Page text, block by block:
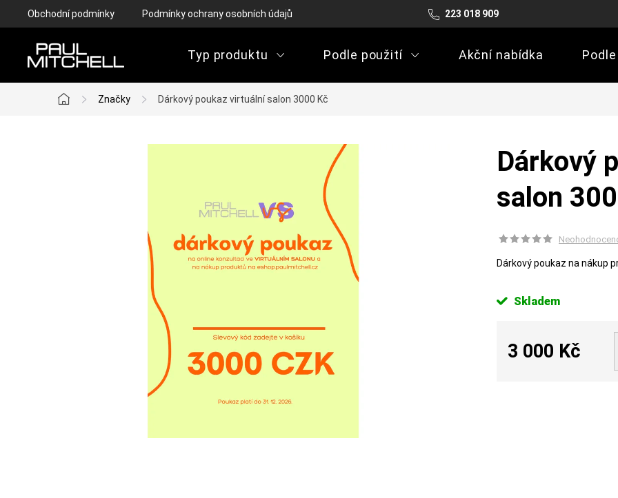
223 018 909
Obchodní podmínky Podmínky ochrany osobních údajů
Typ produktu Podle použití Akční nabídka
Domů
Značky Dárkový poukaz virtuální salon 3000 Kč
Dárkový
salon
Dárkový poukaz na nákup
Skladem
3 000 Kč